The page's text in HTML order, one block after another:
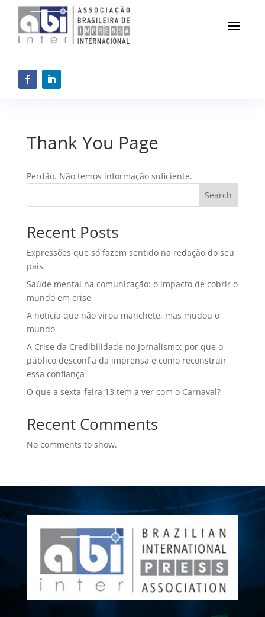
Thank You Page
Perdão. Não temos informação suficiente.
Search
Recent Posts
Expressões que só fazem sentido na redação do seu
país
Saúde mental na comunicação: o impacto de cobrir o
mundo em crise
A notícia que não virou manchete, mas mudou o
mundo
A Crise da Credibilidade no Jornalismo: por que o
público desconfia da imprensa e como reconstruir
essa confiança
O que a sexta-feira 13 tem a ver com o Carnaval?
Recent Comments
No comments to show.